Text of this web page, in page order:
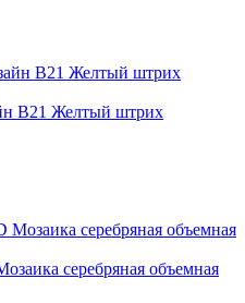
B21 Желтый штрих
серебряная объемная